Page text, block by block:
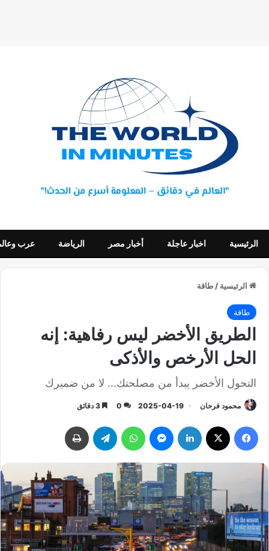
الرئيسية اخبار عاجلة أخبار مصر الرياضة عرب
الرئيسية / طاقة
طاقة
الطريق الأخضر ليس رفاهية: إنه
الحل الأرخص والأذكى
التحول الأخضر يبدأ من مصلحتك… لا من ضميرك
محمود فرحان 2025-04-19
0